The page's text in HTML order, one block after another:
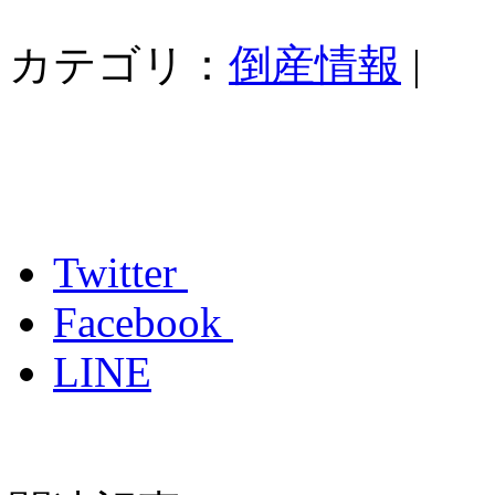
カテゴリ： 倒産情報 |
Twitter
Facebook
LINE